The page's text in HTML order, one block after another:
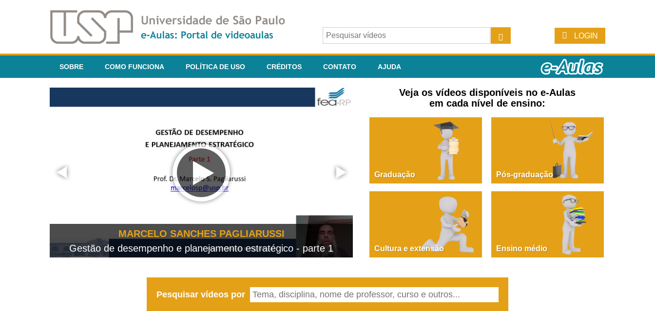
LOGIN
SOBRE COMO FUNCIONA POLÍTICA DE USO CRÉDITOS CONTATO AJUDA
MARCELO SANCHES PAGLIARUSSI
Gestão de desempenho e planejamento estratégico - parte 1
PAOLA GIUSTINA BACCIN
Dire, fare, partire! Aula 1 – parte 1
Veja os vídeos disponíveis no e-Aulas
em cada nível de ensino:
Graduação Pós-graduação
Cultura e extensão Ensino médio
Pesquisar vídeos por